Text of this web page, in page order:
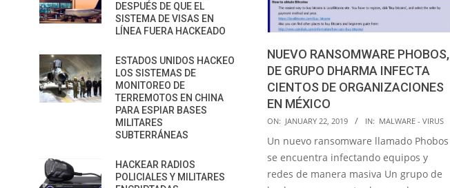
NUEVO RANSOMWARE PHOBOS,
DE GRUPO DHARMA INFECTA
CIENTOS DE ORGANIZACIONES
EN MÉXICO
2019-
01-
22
ON: JANUARY 22, 2019 IN: MALWARE - VIRUS
Un nuevo ransomware llamado Phobos
se encuentra infectando equipos y
redes de manera masiva Un grupo de
DESPUÉS DE QUE EL
SISTEMA DE VISAS EN
LÍNEA FUERA HACKEADO
ESTADOS UNIDOS HACKEO
LOS SISTEMAS DE
MONITOREO DE
TERREMOTOS EN CHINA
PARA ESPIAR BASES
MILITARES
SUBTERRÁNEAS
HACKEAR RADIOS
POLICIALES Y MILITARES